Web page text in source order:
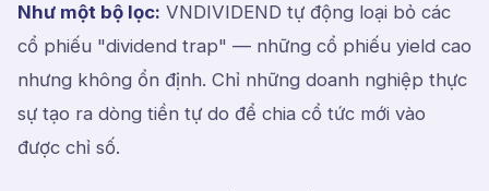
Như một bộ lọc: VNDIVIDEND tự động loại bỏ các
cổ phiếu "dividend trap" — những cổ phiếu yield cao
nhưng không ổn định. Chỉ những doanh nghiệp thực
sự tạo ra dòng tiền tự do để chia cổ tức mới vào
được chỉ số.